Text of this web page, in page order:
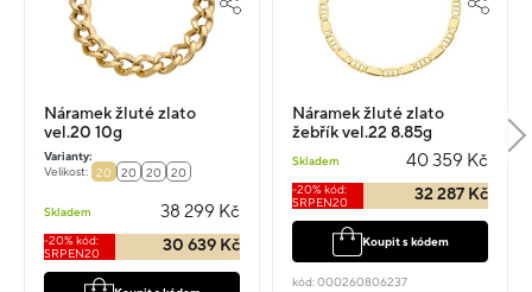
Náramek žluté zlato
vel.20 10g
Varianty:
Velikost:
20 20 20 20
Skladem 38 299 Kč
-20% kód:
SRPEN20
30 639 Kč
Náramek žluté zlato
žebřík vel.22 8.85g
Skladem 40 359 Kč
-20% kód:
SRPEN20
32 287 Kč
Koupit s kódem
kód: 000260806237